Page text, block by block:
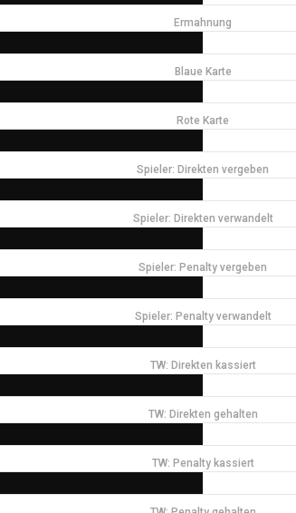
Ermahnung
Blaue Karte
Rote Karte
Spieler: Direkten vergeben
Spieler: Direkten verwandelt
Spieler: Penalty vergeben
Spieler: Penalty verwandelt
TW: Direkten kassiert
TW: Direkten gehalten
TW: Penalty kassiert